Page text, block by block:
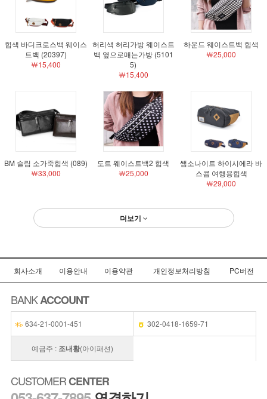
힙색 바디크로스백 웨이스
트백 (20397)
￦15,400
허리색 허리가방 웨이스트
백 옆으로매는가방 (5101
5)
￦15,400
하운드 웨이스트백 힙색
￦25,000
BM 슬림 소가죽힙색 (089)
￦33,000
도트 웨이스트백2 힙색
￦25,000
쌤소나이트 하이시에라 바
스콤 여행용힙색
￦29,000
더보기
회사소개 이용안내 이용약관 개인정보처리방침 PC버전
BANKACCOUNT
634-21-0001-451 302-0418-1659-71
예금주 : 조내황(아이패션)
CUSTOMERCENTER